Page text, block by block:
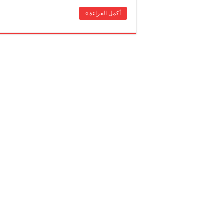
أكمل القراءة »